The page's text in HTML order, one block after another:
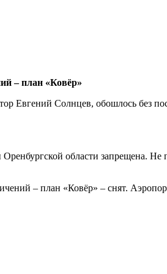
– план «Ковёр»
Евгений Солнцев, обошлось без
области запрещена. Не
– план «Ковёр» – снят.